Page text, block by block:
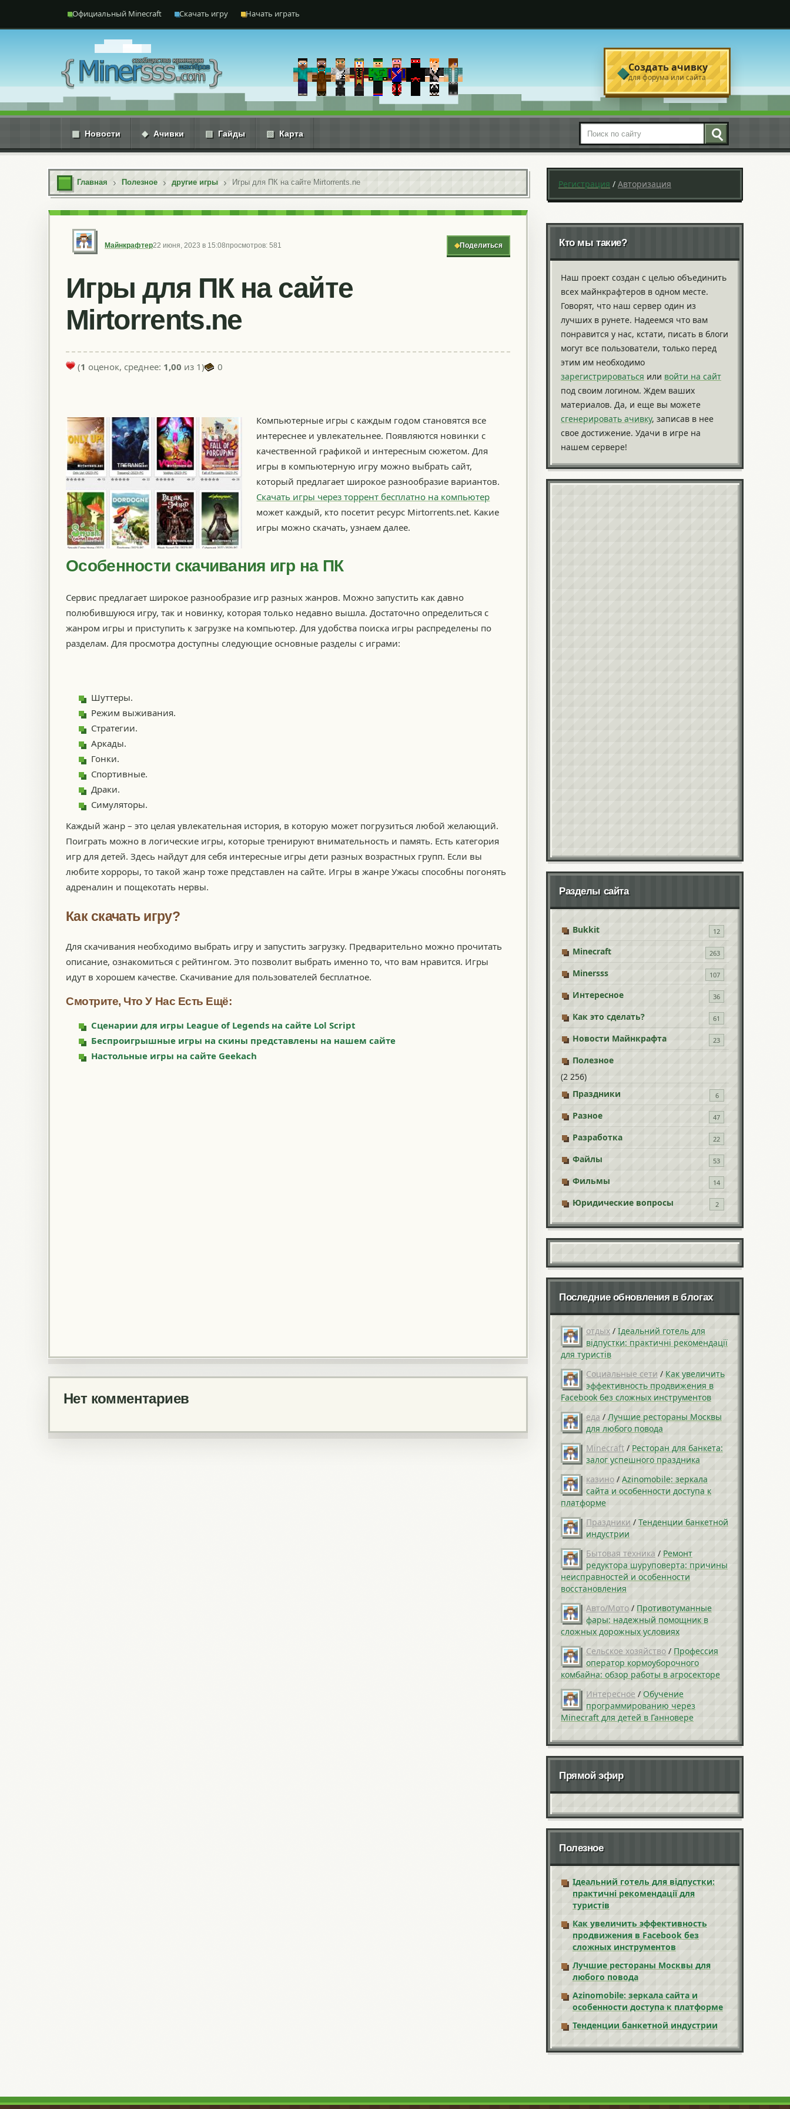
Официальный Minecraft Скачать игру Начать играть
◆Создать ачивку
для форума или сайта
▦ Новости ◆ Ачивки ▤ Гайды ▧ Карта Поиск по сайту
Главная Полезное другие игры Игры для ПК на сайте Mirtorrents.ne
Майнкрафтер22 июня, 2023 в 15:08просмотров: 581 ◆Поделиться
Игры для ПК на сайте
Mirtorrents.ne
(1 оценок, среднее: 1,00 из 1) 0
Компьютерные игры с каждым годом становятся все
интереснее и увлекательнее. Появляются новинки с
качественной графикой и интересным сюжетом. Для
игры в компьютерную игру можно выбрать сайт,
который предлагает широкое разнообразие вариантов.
Скачать игры через торрент бесплатно на компьютер
может каждый, кто посетит ресурс Mirtorrents.net. Какие
игры можно скачать, узнаем далее.
Особенности скачивания игр на ПК
Сервис предлагает широкое разнообразие игр разных жанров. Можно запустить как давно
полюбившуюся игру, так и новинку, которая только недавно вышла. Достаточно определиться с
жанром игры и приступить к загрузке на компьютер. Для удобства поиска игры распределены по
разделам. Для просмотра доступны следующие основные разделы с играми:
Шуттеры.
Режим выживания.
Стратегии.
Аркады.
Гонки.
Спортивные.
Драки.
Симуляторы.
Каждый жанр – это целая увлекательная история, в которую может погрузиться любой желающий.
Поиграть можно в логические игры, которые тренируют внимательность и память. Есть категория
игр для детей. Здесь найдут для себя интересные игры дети разных возрастных групп. Если вы
любите хорроры, то такой жанр тоже представлен на сайте. Игры в жанре Ужасы способны погонять
адреналин и пощекотать нервы.
Как скачать игру?
Для скачивания необходимо выбрать игру и запустить загрузку. Предварительно можно прочитать
описание, ознакомиться с рейтингом. Это позволит выбрать именно то, что вам нравится. Игры
идут в хорошем качестве. Скачивание для пользователей бесплатное.
Смотрите, Что У Нас Есть Ещё:
Сценарии для игры League of Legends на сайте Lol Script
Беспроигрышные игры на скины представлены на нашем сайте
Настольные игры на сайте Geekach
Нет комментариев
Регистрация / Авторизация
Кто мы такие?
Наш проект создан с целью объединить
всех майнкрафтеров в одном месте.
Говорят, что наш сервер один из
лучших в рунете. Надеемся что вам
понравится у нас, кстати, писать в блоги
могут все пользователи, только перед
этим им необходимо
зарегистрироваться или войти на сайт
под своим логином. Ждем ваших
материалов. Да, и еще вы можете
сгенерировать ачивку, записав в нее
свое достижение. Удачи в игре на
нашем сервере!
Разделы сайта
Bukkit 12
Minecraft 263
Minersss 107
Интересное 36
Как это сделать? 61
Новости Майнкрафта 23
Полезное
(2 256)
Праздники
6
Разное 47
Разработка 22
Файлы 53
Фильмы 14
Юридические вопросы 2
Последние обновления в блогах
отдых / Ідеальний готель для
відпустки: практичні рекомендації
для туристів
Социальные сети / Как увеличить
эффективность продвижения в
Facebook без сложных инструментов
еда / Лучшие рестораны Москвы
для любого повода
Minecraft / Ресторан для банкета:
залог успешного праздника
казино / Azinomobile: зеркала
сайта и особенности доступа к
платформе
Праздники / Тенденции банкетной
индустрии
Бытовая техника / Ремонт
редуктора шуруповерта: причины
неисправностей и особенности
восстановления
Авто/Мото / Противотуманные
фары: надежный помощник в
сложных дорожных условиях
Сельское хозяйство / Профессия
оператор кормоуборочного
комбайна: обзор работы в агросекторе
Интересное / Обучение
программированию через
Minecraft для детей в Ганновере
Прямой эфир
Полезное
Ідеальний готель для відпустки:
практичні рекомендації для
туристів
Как увеличить эффективность
продвижения в Facebook без
сложных инструментов
Лучшие рестораны Москвы для
любого повода
Azinomobile: зеркала сайта и
особенности доступа к платформе
Тенденции банкетной индустрии